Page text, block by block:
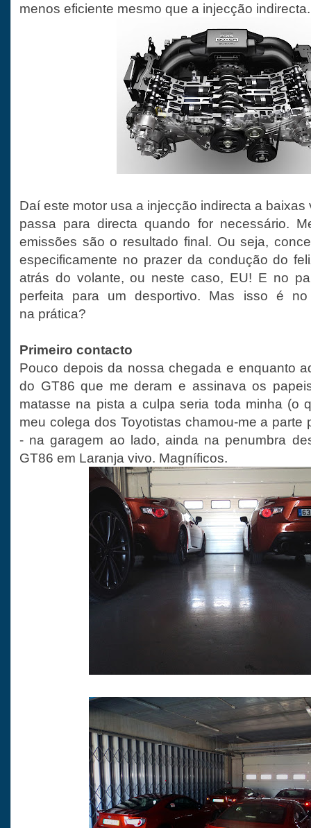
menos eficiente mesmo que a injecção
Daí este motor usa a injecção indirecta a
passa para directa quando for necessário.
emissões são o resultado final. Ou seja,
especificamente no prazer da condução do
atrás do volante, ou neste caso, EU! E no
perfeita para um desportivo. Mas isso é
na prática?
Primeiro contacto
Pouco depois da nossa chegada e enquanto
do GT86 que me deram e assinava os
matasse na pista a culpa seria toda minha (o
meu colega dos Toyotistas chamou-me a parte
- na garagem ao lado, ainda na penumbra
GT86 em Laranja vivo. Magníficos.